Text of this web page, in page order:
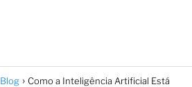
Blog
Como a Inteligência Artificial Está